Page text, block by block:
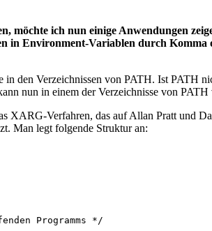
möchte ich nun einige Anwendungen
in Environment-Variablen durch
den Verzeichnissen von PATH. Ist PATH
nun in einem der Verzeichnisse von
XARG-Verfahren, das auf Allan Pratt und
Man legt folgende Struktur an:
Programms */